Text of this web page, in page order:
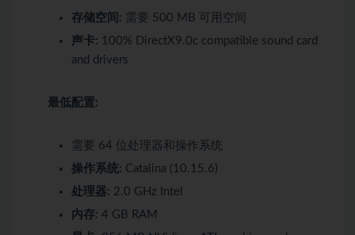
存储空间: 需要 500 MB 可用空间
声卡: 100% DirectX9.0c compatible sound card
and drivers
最低配置:
需要 64 位处理器和操作系统
操作系统: Catalina (10.15.6)
处理器: 2.0 GHz Intel
内存: 4 GB RAM